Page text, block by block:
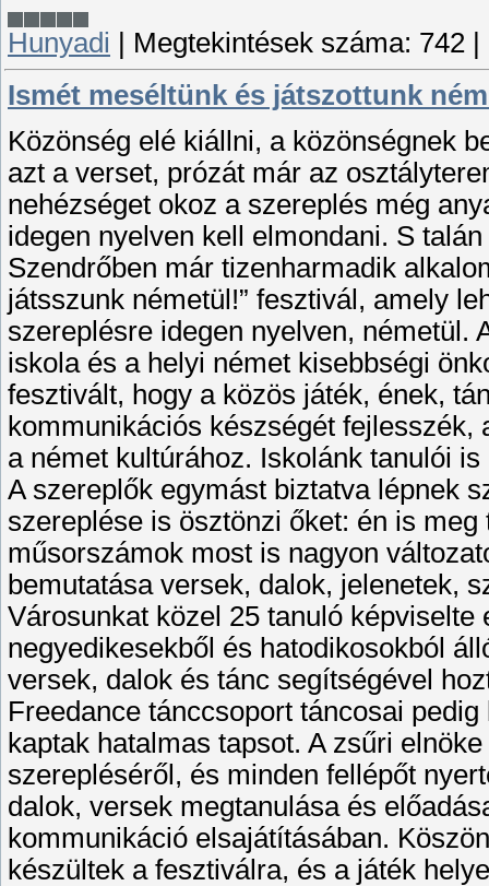
Hunyadi Megtekintések száma: 742
Ismét meséltünk és játszottunk
Közönség elé kiállni, a közönségnek
azt a verset, prózát már az
nehézséget okoz a szereplés még
idegen nyelven kell elmondani. S
Szendrőben már tizenharmadik
játsszunk németül!” fesztivál, amely
szereplésre idegen nyelven, németül.
iskola és a helyi német kisebbségi
fesztivált, hogy a közös játék, ének,
kommunikációs készségét
a német kultúrához. Iskolánk tanulói
A szereplők egymást biztatva lépnek
szereplése is ösztönzi őket: én is
műsorszámok most is nagyon
bemutatása versek, dalok, jelenetek,
Városunkat közel 25 tanuló
negyedikesekből és hatodikosokból
versek, dalok és tánc segítségével
Freedance tánccsoport táncosai
kaptak hatalmas tapsot. A zsűri
szerepléséről, és minden fellépőt
dalok, versek megtanulása és
kommunikáció elsajátításában.
készültek a fesztiválra, és a játék